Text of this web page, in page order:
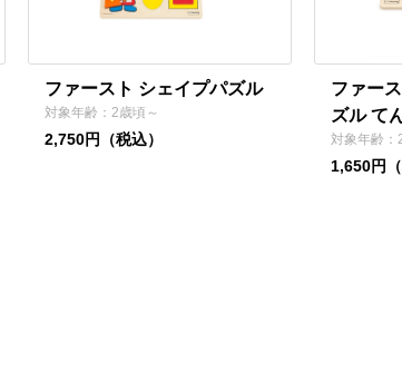
ファースト シェイプパズル
対象年齢：2歳頃～
2,750円（税込）
ファー
ズル て
対象年齢：
1,650円（